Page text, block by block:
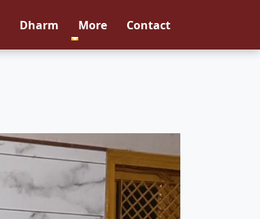
Dharm More Contact